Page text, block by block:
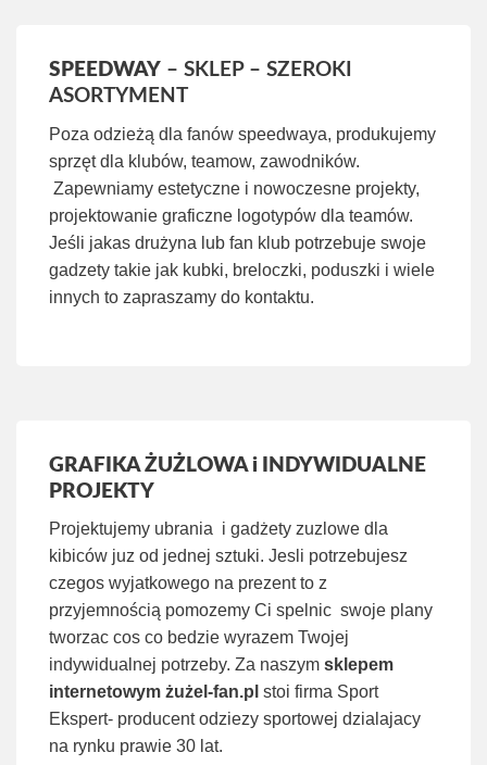
SPEEDWAY – SKLEP – SZEROKI
ASORTYMENT
Poza odzieżą dla fanów speedwaya, produkujemy
sprzęt dla klubów, teamow, zawodników.
Zapewniamy estetyczne i nowoczesne projekty,
projektowanie graficzne logotypów dla teamów.
Jeśli jakas drużyna lub fan klub potrzebuje swoje
gadzety takie jak kubki, breloczki, poduszki i wiele
innych to zapraszamy do kontaktu.
GRAFIKA ŻUŻLOWA i INDYWIDUALNE
PROJEKTY
Projektujemy ubrania i gadżety zuzlowe dla
kibiców juz od jednej sztuki. Jesli potrzebujesz
czegos wyjatkowego na prezent to z
przyjemnością pomozemy Ci spelnic swoje plany
tworzac cos co bedzie wyrazem Twojej
indywidualnej potrzeby. Za naszym sklepem
internetowym żużel-fan.pl stoi firma Sport
Ekspert- producent odziezy sportowej dzialajacy
na rynku prawie 30 lat.